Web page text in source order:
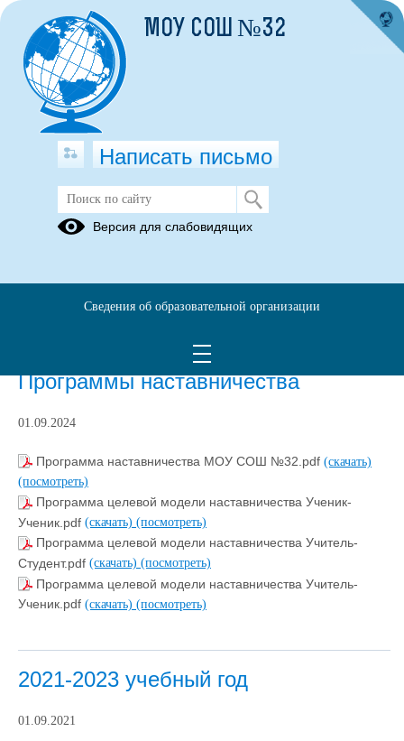
Приказы, локальные акты
Программы наставничества
01.09.2024
Программа наставничества МОУ СОШ №32.pdf (скачать)
(посмотреть)
Программа целевой модели наставничества Ученик-
Ученик.pdf (скачать) (посмотреть)
Программа целевой модели наставничества Учитель-
Студент.pdf (скачать) (посмотреть)
Программа целевой модели наставничества Учитель-
Ученик.pdf (скачать) (посмотреть)
2021-2023 учебный год
01.09.2021
МОУ СОШ №32
Написать письмо
Версия для слабовидящих
Сведения об образовательной организации